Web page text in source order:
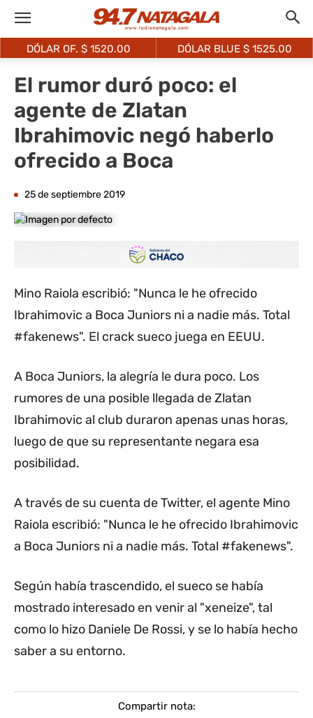
DÓLAR OF. $ 1520.00 DÓLAR BLUE $ 1525.00
El rumor duró poco: el
agente de Zlatan
Ibrahimovic negó haberlo
ofrecido a Boca
25 de septiembre 2019
Mino Raiola escribió: "Nunca le he ofrecido
Ibrahimovic a Boca Juniors ni a nadie más. Total
#fakenews". El crack sueco juega en EEUU.
A Boca Juniors, la alegría le dura poco. Los
rumores de una posible llegada de Zlatan
Ibrahimovic al club duraron apenas unas horas,
luego de que su representante negara esa
posibilidad.
A través de su cuenta de Twitter, el agente Mino
Raiola escribió: "Nunca le he ofrecido Ibrahimovic
a Boca Juniors ni a nadie más. Total #fakenews".
Según había trascendido, el sueco se había
mostrado interesado en venir al "xeneize", tal
como lo hizo Daniele De Rossi, y se lo había hecho
saber a su entorno.
Compartir nota: